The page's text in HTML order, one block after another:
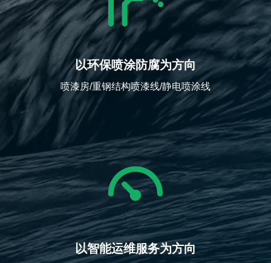
以环保喷涂防腐为方向
喷漆房/重钢结构喷漆线/静电喷涂线
以智能运维服务为方向